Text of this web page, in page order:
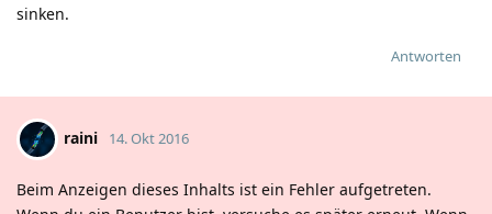
sinken.
Antworten
raini 14. Okt 2016
Beim Anzeigen dieses Inhalts ist ein Fehler aufgetreten.